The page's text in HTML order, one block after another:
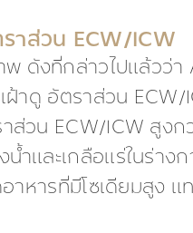
ราส่วน ECW/ICW
งที่กล่าวไปแล้วว่า
ฝ้าดู อัตราส่วน
าส่วน ECW/ICW สู
น้ำและเกลือแร่ในร่า
อาหารที่มีโซเดียมสูง